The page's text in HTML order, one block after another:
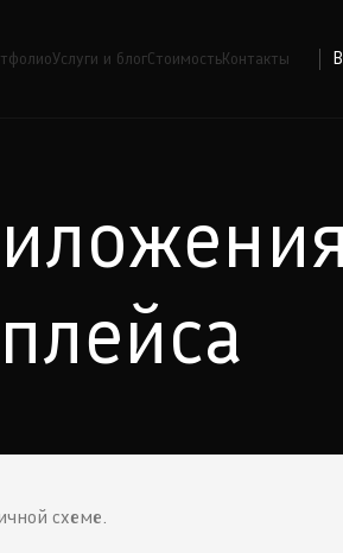
Услуги и блогСтоимостьКонтакты
схеме.